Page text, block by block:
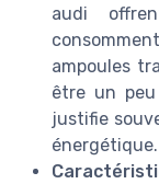
audi
ampoules
être un
justifie
énergétique.